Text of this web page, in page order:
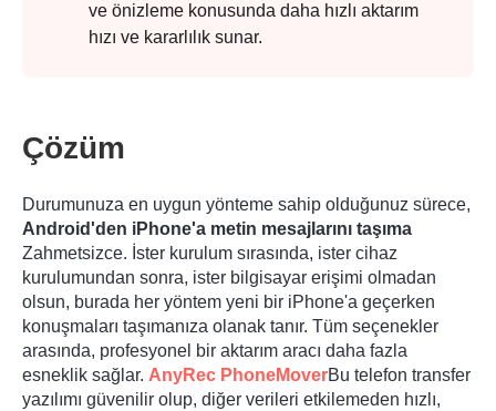
Adım 2.
Aşama 3.
ve önizleme konusunda daha hızlı aktarım
hızı ve kararlılık sunar.
Çözüm
Durumunuza en uygun yönteme sahip olduğunuz sürece,
Android'den iPhone'a metin mesajlarını taşıma
Zahmetsizce. İster kurulum sırasında, ister cihaz
kurulumundan sonra, ister bilgisayar erişimi olmadan
olsun, burada her yöntem yeni bir iPhone'a geçerken
konuşmaları taşımanıza olanak tanır. Tüm seçenekler
arasında, profesyonel bir aktarım aracı daha fazla
esneklik sağlar. AnyRec PhoneMoverBu telefon transfer
yazılımı güvenilir olup, diğer verileri etkilemeden hızlı,